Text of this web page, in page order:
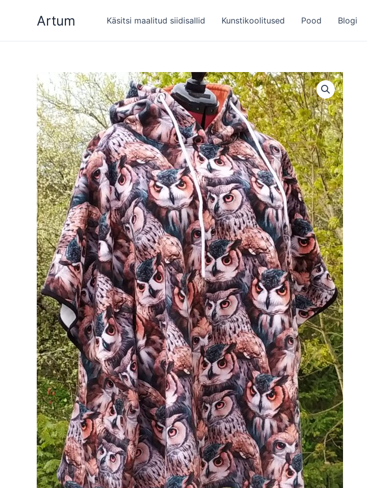
Artum Käsitsi maalitud siidisallid Kunstikoolitused Pood Blogi